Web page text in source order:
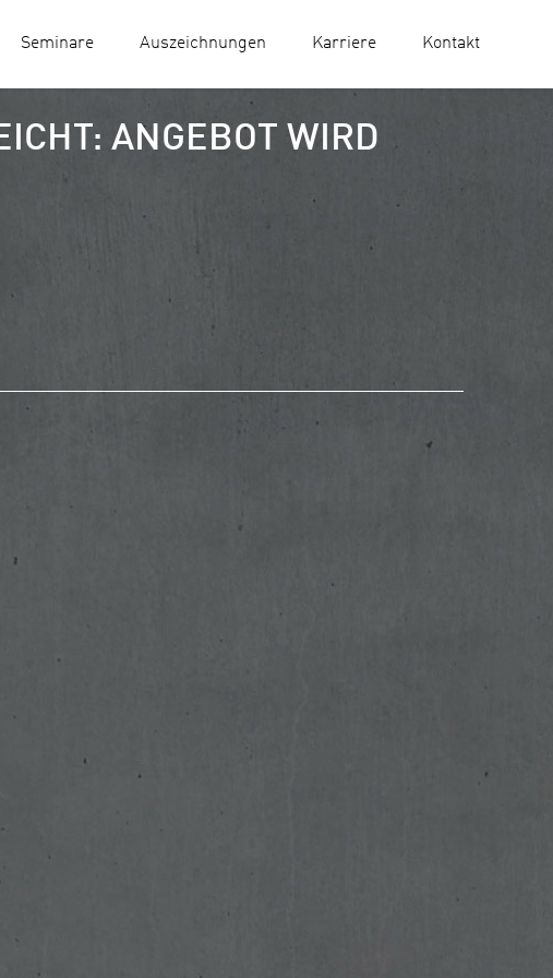
Seminare Auszeichnungen Karriere Kontakt
ANGEBOT WIRD